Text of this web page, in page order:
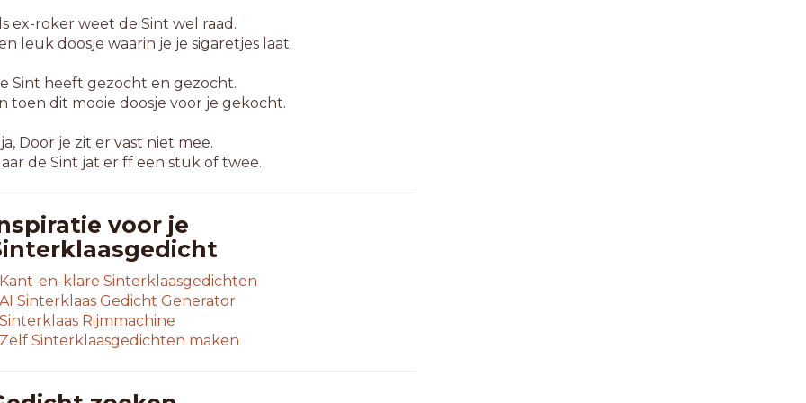
ex-roker weet de Sint wel raad.
leuk doosje waarin je je sigaretjes laat.
Sint heeft gezocht en gezocht.
toen dit mooie doosje voor je gekocht.
Door je zit er vast niet mee.
de Sint jat er ff een stuk of twee.
voor je
Kant-en-klare Sinterklaasgedichten
AI Sinterklaas Gedicht Generator
Sinterklaas Rijmmachine
Zelf Sinterklaasgedichten maken